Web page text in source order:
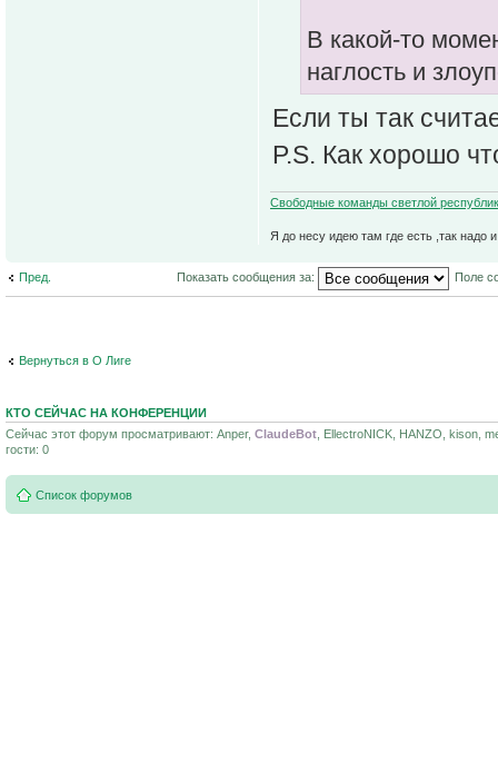
В какой-то
наглость и
Если ты так
P.S. Как хорошо
Свободные команды светлой
Я до несу идею там где есть ,так надо
Пред. Показать сообщения за: Поле
Вернуться в О Лиге
КТО СЕЙЧАС НА КОНФЕРЕНЦИИ
Сейчас этот форум просматривают: Anper, ClaudeBot , EllectroNICK, HANZO, kison,
гости: 0
Список форумов